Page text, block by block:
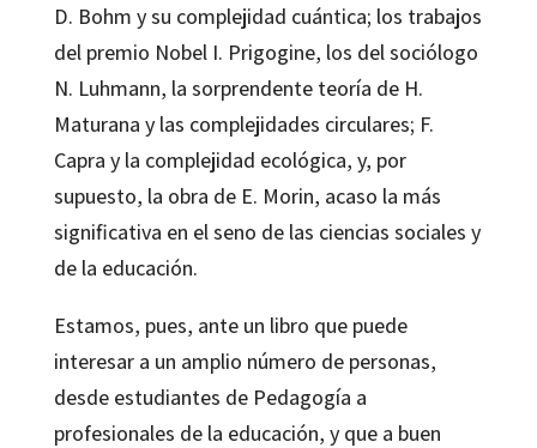
D. Bohm y su complejidad cuántica; los trabajos
del premio Nobel I. Prigogine, los del sociólogo
N. Luhmann, la sorprendente teoría de H.
Maturana y las complejidades circulares; F.
Capra y la complejidad ecológica, y, por
supuesto, la obra de E. Morin, acaso la más
significativa en el seno de las ciencias sociales y
de la educación.
Estamos, pues, ante un libro que puede
interesar a un amplio número de personas,
desde estudiantes de Pedagogía a
profesionales de la educación, y que a buen